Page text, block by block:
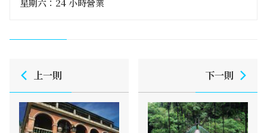
星期六：24 小時營業
上一則 下一則